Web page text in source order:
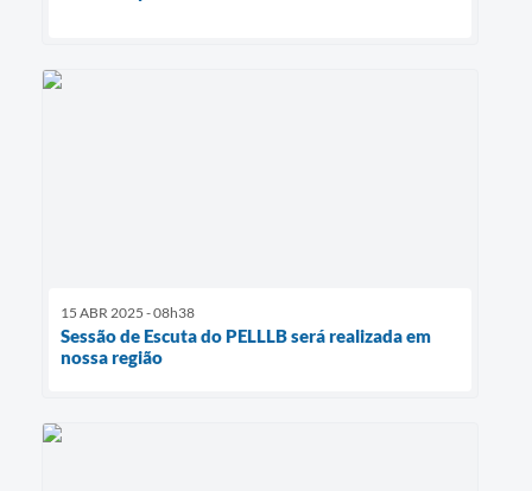
15 ABR 2025 - 08h38
Sessão de Escuta do PELLLB será realizada em
nossa região